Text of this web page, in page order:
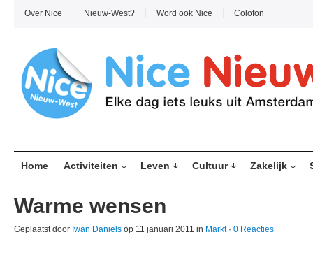
Over Nice Nieuw-West? Word ook Nice Colofon
Home Activiteiten Leven Cultuur Zakelijk
Warme wensen
Geplaatst door Iwan Daniëls op 11 januari 2011 in Markt· 0 Reacties